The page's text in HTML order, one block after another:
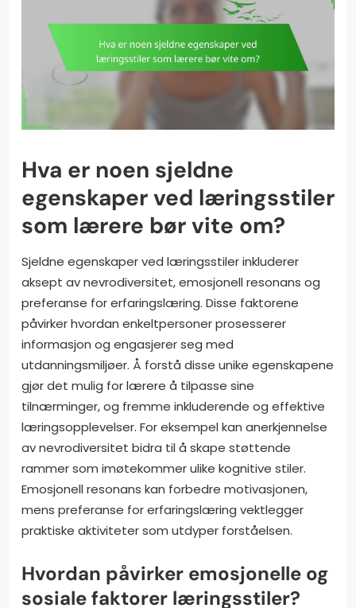
Hva er noen sjeldne
egenskaper ved læringsstiler
som lærere bør vite om?
Sjeldne egenskaper ved læringsstiler inkluderer
aksept av nevrodiversitet, emosjonell resonans og
preferanse for erfaringslæring. Disse faktorene
påvirker hvordan enkeltpersoner prosesserer
informasjon og engasjerer seg med
utdanningsmiljøer. Å forstå disse unike egenskapene
gjør det mulig for lærere å tilpasse sine
tilnærminger, og fremme inkluderende og effektive
læringsopplevelser. For eksempel kan anerkjennelse
av nevrodiversitet bidra til å skape støttende
rammer som imøtekommer ulike kognitive stiler.
Emosjonell resonans kan forbedre motivasjonen,
mens preferanse for erfaringslæring vektlegger
praktiske aktiviteter som utdyper forståelsen.
Hvordan påvirker emosjonelle og
sosiale faktorer læringsstiler?